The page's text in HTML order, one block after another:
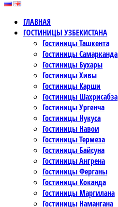
ГЛАВНАЯ
ГОСТИНИЦЫ УЗБЕКИСТАНА
Гостиницы Ташкента
Гостиницы Самарканда
Гостиницы Бухары
Гостиницы Хивы
Гостиницы Карши
Гостиницы Шахрисабза
Гостиницы Ургенча
Гостиницы Нукуса
Гостиницы Навои
Гостиницы Термеза
Гостиницы Байсуна
Гостиницы Ангрена
Гостиницы Ферганы
Гостиницы Коканда
Гостиницы Маргилана
Гостиницы Намангана